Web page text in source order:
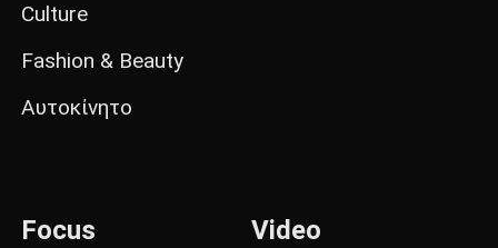
Culture
Fashion & Beauty
Αυτοκίνητο
Focus Video